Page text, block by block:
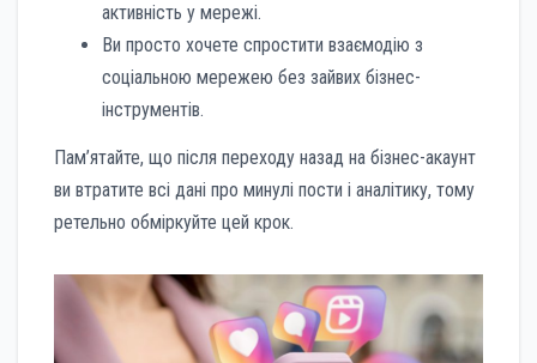
активність у мережі.
Ви просто хочете спростити взаємодію з
соціальною мережею без зайвих бізнес-
інструментів.
Пам’ятайте, що після переходу назад на бізнес-акаунт
ви втратите всі дані про минулі пости і аналітику, тому
ретельно обміркуйте цей крок.